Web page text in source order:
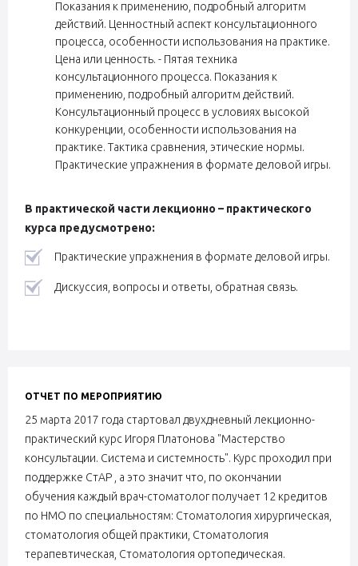
Показания к применению, подробный алгоритм
действий. Ценностный аспект консультационного
процесса, особенности использования на практике.
Цена или ценность. - Пятая техника
консультационного процесса. Показания к
применению, подробный алгоритм действий.
Консультационный процесс в условиях высокой
конкуренции, особенности использования на
практике. Тактика сравнения, этические нормы.
Практические упражнения в формате деловой игры.
В практической части лекционно – практического
курса предусмотрено:
Практические упражнения в формате деловой игры.
Дискуссия, вопросы и ответы, обратная связь.
ОТЧЕТ ПО МЕРОПРИЯТИЮ
25 марта 2017 года стартовал двухдневный лекционно-
практический курс Игоря Платонова "Мастерство
консультации. Система и системность". Курс проходил при
поддержке СтАР , а это значит что, по окончании
обучения каждый врач-стоматолог получает 12 кредитов
по НМО по специальностям: Стоматология хирургическая,
стоматология общей практики, Стоматология
терапевтическая, Стоматология ортопедическая.